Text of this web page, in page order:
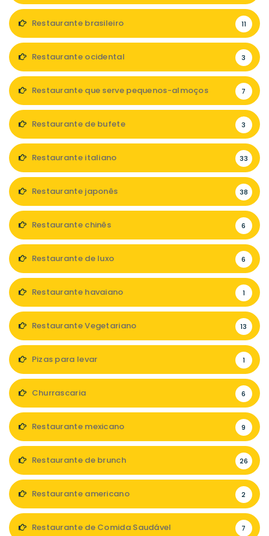
Restaurante brasileiro 11
Restaurante ocidental 3
Restaurante que serve pequenos-almoços 7
Restaurante de bufete 3
Restaurante italiano 33
Restaurante japonês 38
Restaurante chinês 6
Restaurante de luxo 6
Restaurante havaiano 1
Restaurante Vegetariano 13
Pizas para levar 1
Churrascaria 6
Restaurante mexicano 9
Restaurante de brunch 26
Restaurante americano 2
Restaurante de Comida Saudável 7